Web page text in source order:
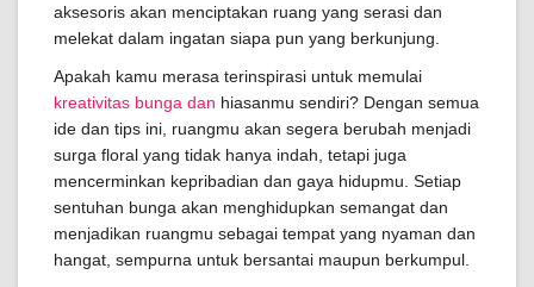
aksesoris akan menciptakan ruang yang serasi dan
melekat dalam ingatan siapa pun yang berkunjung.
Apakah kamu merasa terinspirasi untuk memulai
kreativitas bunga dan hiasanmu sendiri? Dengan semua
ide dan tips ini, ruangmu akan segera berubah menjadi
surga floral yang tidak hanya indah, tetapi juga
mencerminkan kepribadian dan gaya hidupmu. Setiap
sentuhan bunga akan menghidupkan semangat dan
menjadikan ruangmu sebagai tempat yang nyaman dan
hangat, sempurna untuk bersantai maupun berkumpul.